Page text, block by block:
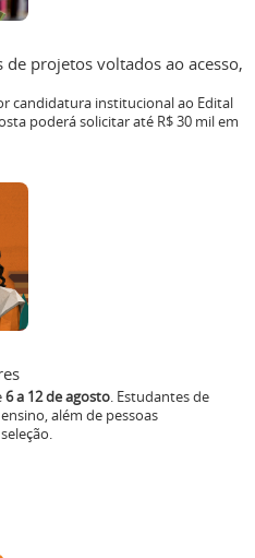
projetos voltados ao acesso,
candidatura institucional ao Edital
poderá solicitar até R$ 30 mil em
6 a 12 de agosto. Estudantes de
além de pessoas